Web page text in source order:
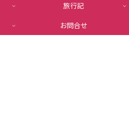
旅行記
お問合せ